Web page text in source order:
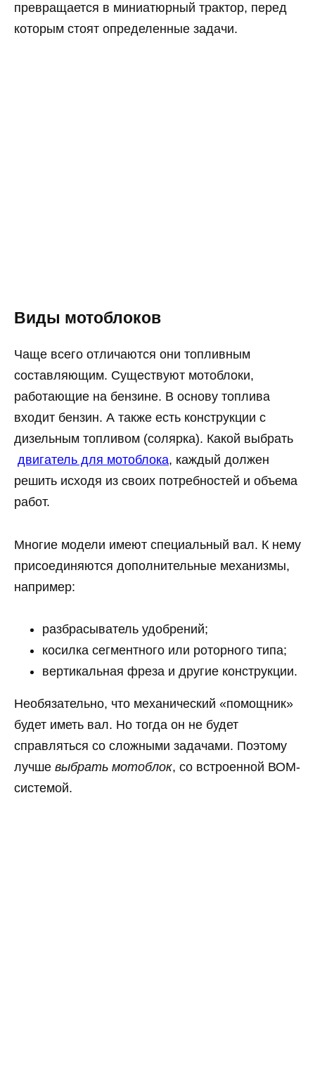
превращается в миниатюрный трактор, перед
которым стоят определенные задачи.
Виды мотоблоков
Чаще всего отличаются они топливным
составляющим. Существуют мотоблоки,
работающие на бензине. В основу топлива
входит бензин. А также есть конструкции с
дизельным топливом (солярка). Какой выбрать
двигатель для мотоблока, каждый должен
решить исходя из своих потребностей и объема
работ.
Многие модели имеют специальный вал. К нему
присоединяются дополнительные механизмы,
например:
разбрасыватель удобрений;
косилка сегментного или роторного типа;
вертикальная фреза и другие конструкции.
Необязательно, что механический «помощник»
будет иметь вал. Но тогда он не будет
справляться со сложными задачами. Поэтому
лучше выбрать мотоблок, со встроенной ВОМ-
системой.